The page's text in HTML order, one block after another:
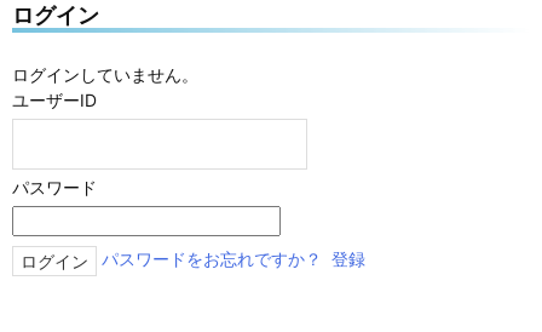
ログイン
ログインしていません。
ユーザーID
パスワード
パスワードをお忘れですか？ 登録